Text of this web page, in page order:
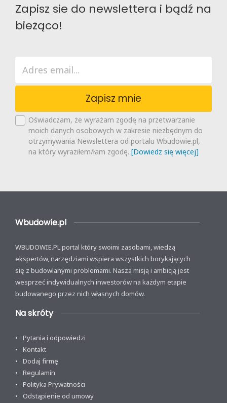
Zapisz sie do newslettera i bądź na
bieżąco!
Zapisz mnie
Oświadczam, że wyrażam zgodę na przetwarzanie
moich danych osobowych w zakresie niezbędnym do
otrzymywania Newslettera od portalu Wbudowie.pl,
na który wyraziłem/łam zgodę. [Dowiedz się więcej]
Wbudowie.pl
WBUDOWIE.PL portal który swoimi zasobami, wiedzą
ekspertów, narzędziami wspiera wszystkich borykających
się z budowlanymi problemami. Naszą misją i ambicją jest
wesprzeć indywidualnych inwestorów na każdym etapie
budowanego przez nich własnych domów.
Na skróty
Pytania i odpowiedzi
Kontakt
Dodaj firmę
Regulamin
Polityka Prywatności
Odstąpienie od umowy